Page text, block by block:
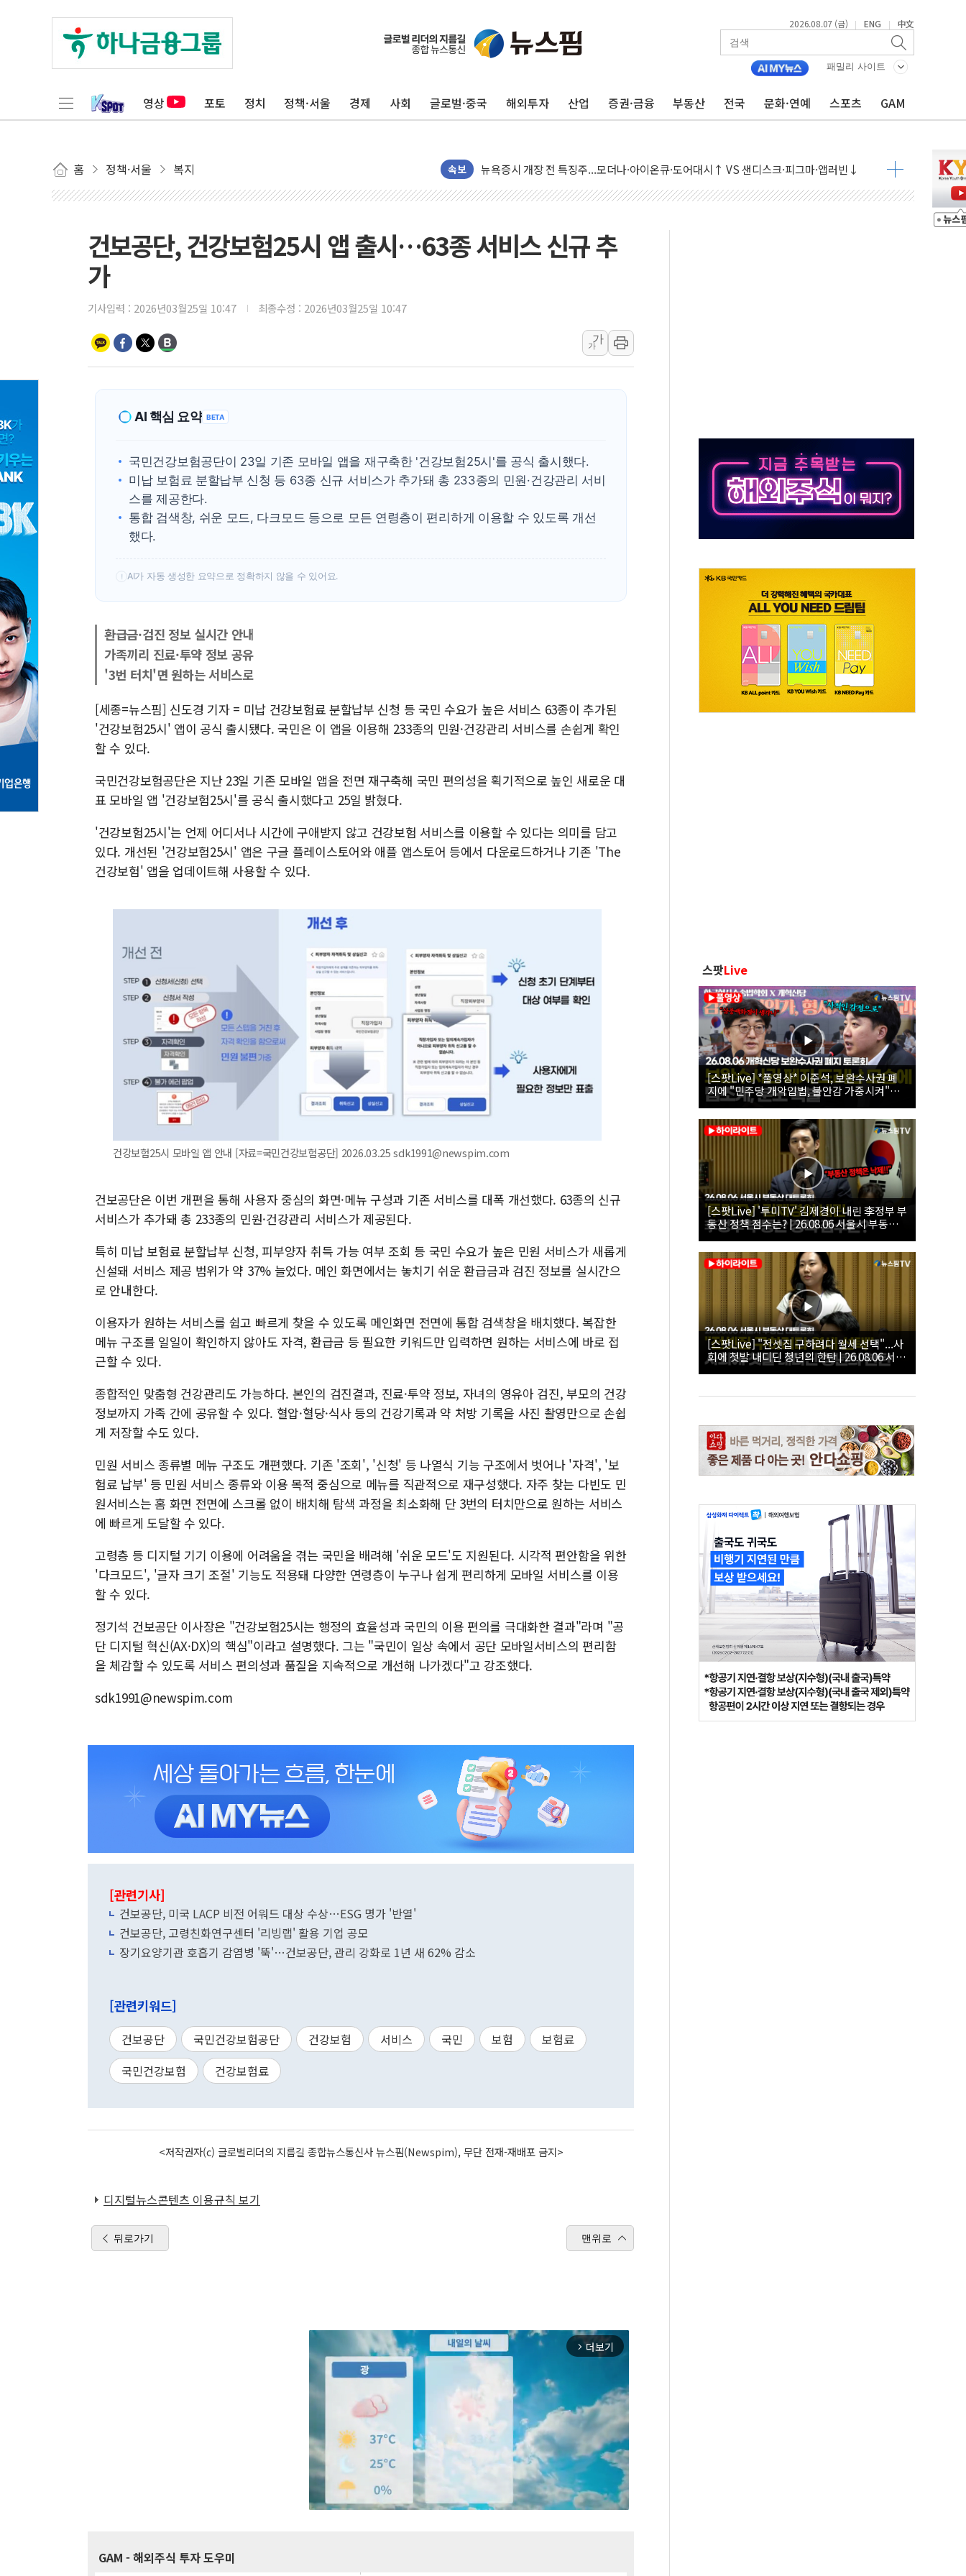
2026.08.07 (금) | ENG | 中文
패밀리 사이트
영상 포토 정치 정책·서울 경제 사회 글로벌·중국 해외투자 산업 증권·금융 부동산 전국 문화·연예 스포츠 GAM
홈 정책·서울 복지 속보
리투아니아 국방 "러, 우크라 드론으로 나토 회원국 공격 검토… 거짓 깃발 작전"
구광모, 내주 실리콘밸리서 젠슨 황 재회…로봇·AI 데이터센터·모빌리티 구체화
김정관 장관 "영업이익 N% 성과급 반대…상법·자본시장법 개정 논의"
뉴욕증시 프리뷰, 미 주가선물 AI주 차익실현 속 혼조세...웨스턴디지털·샌디스크↓
금값 7주 만에 최고…美 고용 둔화·호르무즈 재개방 기대에 강세
[인도증시] 중동 긴장 완화에 실적 호조까지, 상승...호실적 보고 기업 상승세 뚜렷
양주 섬유염색공장서 화재 1명 중상…대응 1단계 진압 중
김정관 산업부 장관 "주 52시간 손봐야, 경쟁상대 中과 비교해야"
주한미군 "오산기지 누출, 백린 아닌 무해한 표면 부식 물질"
구미 폐염산처리업체서 불 2시간30여분만에 진화...외국인 노동자 숨져
해군과 함께하는 '불금전파, 송정' 시즌2
건보공단, 건강보험25시 앱 출시…63종 서비스 신규 추
가
기사입력 : 2026년03월25일 10:47 최종수정 : 2026년03월25일 10:47
가
가
AI 핵심 요약 BETA
국민건강보험공단이 23일 기존 모바일 앱을 재구축한 '건강보험25시'를 공식 출시했다.
미납 보험료 분할납부 신청 등 63종 신규 서비스가 추가돼 총 233종의 민원·건강관리 서비
스를 제공한다.
통합 검색창, 쉬운 모드, 다크모드 등으로 모든 연령층이 편리하게 이용할 수 있도록 개선
했다.
! AI가 자동 생성한 요약으로 정확하지 않을 수 있어요.
환급금·검진 정보 실시간 안내
가족끼리 진료·투약 정보 공유
'3번 터치'면 원하는 서비스로
[세종=뉴스핌] 신도경 기자 = 미납 건강보험료 분할납부 신청 등 국민 수요가 높은 서비스 63종이 추가된
'건강보험25시' 앱이 공식 출시됐다. 국민은 이 앱을 이용해 233종의 민원·건강관리 서비스를 손쉽게 확인
할 수 있다.
국민건강보험공단은 지난 23일 기존 모바일 앱을 전면 재구축해 국민 편의성을 획기적으로 높인 새로운 대
표 모바일 앱 '건강보험25시'를 공식 출시했다고 25일 밝혔다.
'건강보험25시'는 언제 어디서나 시간에 구애받지 않고 건강보험 서비스를 이용할 수 있다는 의미를 담고
있다. 개선된 '건강보험25시' 앱은 구글 플레이스토어와 애플 앱스토어 등에서 다운로드하거나 기존 'The
건강보험' 앱을 업데이트해 사용할 수 있다.
건강보험25시 모바일 앱 안내 [자료=국민건강보험공단] 2026.03.25 sdk1991@newspim.com
건보공단은 이번 개편을 통해 사용자 중심의 화면·메뉴 구성과 기존 서비스를 대폭 개선했다. 63종의 신규
서비스가 추가돼 총 233종의 민원·건강관리 서비스가 제공된다.
특히 미납 보험료 분할납부 신청, 피부양자 취득 가능 여부 조회 등 국민 수요가 높은 민원 서비스가 새롭게
신설돼 서비스 제공 범위가 약 37% 늘었다. 메인 화면에서는 놓치기 쉬운 환급금과 검진 정보를 실시간으
로 안내한다.
이용자가 원하는 서비스를 쉽고 빠르게 찾을 수 있도록 메인화면 전면에 통합 검색창을 배치했다. 복잡한
메뉴 구조를 일일이 확인하지 않아도 자격, 환급금 등 필요한 키워드만 입력하면 원하는 서비스에 바로 접
근할 수 있다.
종합적인 맞춤형 건강관리도 가능하다. 본인의 검진결과, 진료·투약 정보, 자녀의 영유아 검진, 부모의 건강
정보까지 가족 간에 공유할 수 있다. 혈압·혈당·식사 등의 건강기록과 약 처방 기록을 사진 촬영만으로 손쉽
게 저장할 수도 있다.
민원 서비스 종류별 메뉴 구조도 개편했다. 기존 '조회', '신청' 등 나열식 기능 구조에서 벗어나 '자격', '보
험료 납부' 등 민원 서비스 종류와 이용 목적 중심으로 메뉴를 직관적으로 재구성했다. 자주 찾는 다빈도 민
원서비스는 홈 화면 전면에 스크롤 없이 배치해 탐색 과정을 최소화해 단 3번의 터치만으로 원하는 서비스
에 빠르게 도달할 수 있다.
고령층 등 디지털 기기 이용에 어려움을 겪는 국민을 배려해 '쉬운 모드'도 지원된다. 시각적 편안함을 위한
'다크모드', '글자 크기 조절' 기능도 적용돼 다양한 연령층이 누구나 쉽게 편리하게 모바일 서비스를 이용
할 수 있다.
정기석 건보공단 이사장은 "건강보험25시는 행정의 효율성과 국민의 이용 편의를 극대화한 결과"라며 "공
단 디지털 혁신(AX·DX)의 핵심"이라고 설명했다. 그는 "국민이 일상 속에서 공단 모바일서비스의 편리함
을 체감할 수 있도록 서비스 편의성과 품질을 지속적으로 개선해 나가겠다"고 강조했다.
sdk1991@newspim.com
[관련기사]
건보공단, 미국 LACP 비전 어워드 대상 수상…ESG 명가 '반열'
건보공단, 고령친화연구센터 '리빙랩' 활용 기업 공모
장기요양기관 호흡기 감염병 '뚝'…건보공단, 관리 강화로 1년 새 62% 감소
[관련키워드]
건보공단 국민건강보험공단 건강보험 서비스 국민 보험
보험료
국민건강보험
건강보험료
<저작권자(c) 글로벌리더의 지름길 종합뉴스통신사 뉴스핌(Newspim), 무단 전재-재배포 금지>
디지털뉴스콘텐츠 이용규칙 보기
뒤로가기 맨위로
arrow_forward_ios 더보기
GAM - 해외주식 투자 도우미
스팟Live
[스팟Live] *풀영상* 이준석, 보완수사권 폐
지에 "민주당 개악입법, 불안감 가중시켜"｜
26.08.06 개혁신당 보완수사권 폐지 토론회
[스팟Live] '투미TV' 김제경이 내린 李정부 부
동산 정책 점수는? | 26.08.06 서울시 부동산
대토론회
[스팟Live] "전셋집 구하려다 월세 선택"...사
회에 첫발 내디딘 청년의 한탄 | 26.08.06 서울
시 부동산 대토론회